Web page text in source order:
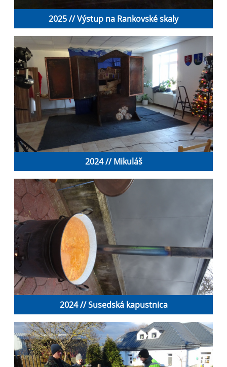
2025 // Výstup na Rankovské skaly
2024 // Mikuláš
2024 // Susedská kapustnica